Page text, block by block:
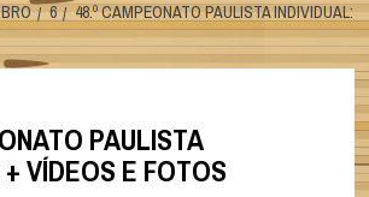
6
48.º CAMPEONATO PAULISTA INDIVIDUAL:
PAULISTA
VÍDEOS E FOTOS